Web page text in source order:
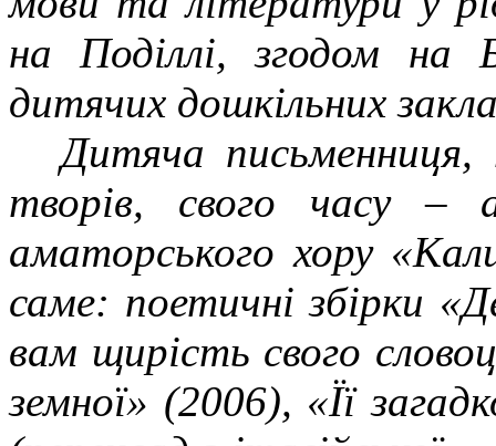
на Поділлі, згодом на
дитячих дошкільних
Дитяча письменниця,
творів, свого часу –
аматорського хору
саме: поетичні збірки
вам щирість свого
земної» (2006), «Її